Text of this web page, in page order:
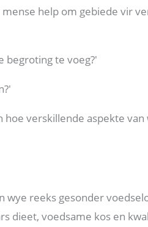
help om gebiede vir
begroting te voeg?'
verskillende aspekte
reeks gesonder
dieet, voedsame kos en